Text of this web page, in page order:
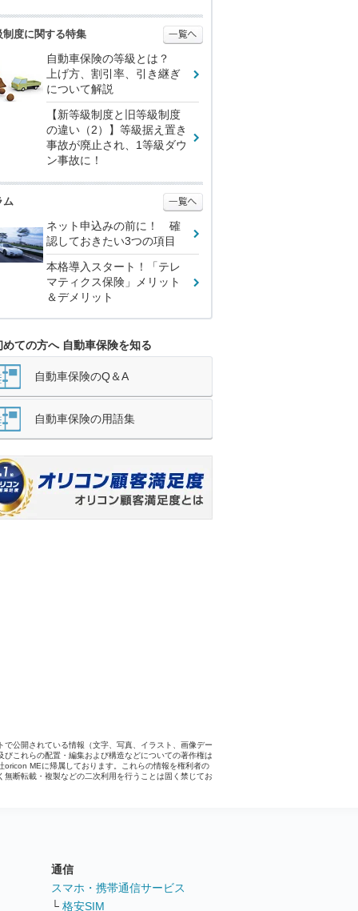
制度に関する特集
自動車保険の等級とは？
上げ方、割引率、引き継ぎ
について解説
【新等級制度と旧等級制度
の違い（2）】等級据え置き
事故が廃止され、1等級ダウ
ン事故に！
ム
ネット申込みの前に！ 確
認しておきたい3つの項目
本格導入スタート！「テレ
マティクス保険」メリット
＆デメリット
めての方へ 自動車保険を知る
自動車保険のQ＆A
自動車保険の用語集
で公開されている情報（文字、写真、イラスト、画像デー
びこれらの配置・編集および構造などについての著作権は
oricon MEに帰属しております。これらの情報を権利者の
無断転載・複製などの二次利用を行うことは固く禁じてお
通信
スマホ・携帯通信サービス
└ 格安SIM